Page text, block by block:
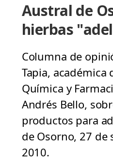
Austral de
hierbas
Columna de
Tapia, académica
Química y
Andrés Bello,
productos para
de Osorno, 27 de
2010.